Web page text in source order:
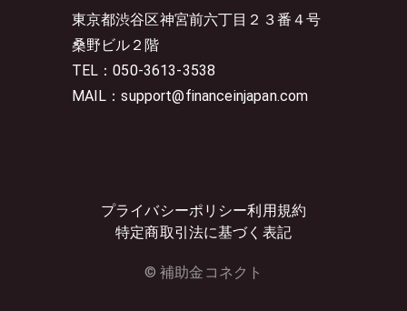
東京都渋谷区神宮前六丁目２３番４号
桑野ビル２階
TEL：050-3613-3538
MAIL：support@financeinjapan.com
プライバシーポリシー利用規約
特定商取引法に基づく表記
© 補助金コネクト